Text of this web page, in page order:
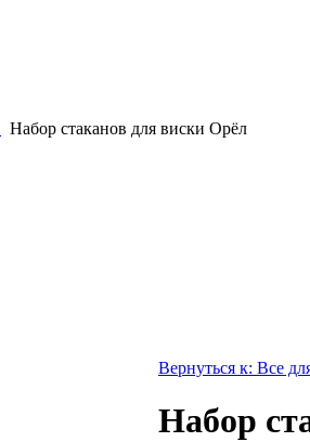
Набор стаканов для виски Орёл
Вернуться к: Все
Набор